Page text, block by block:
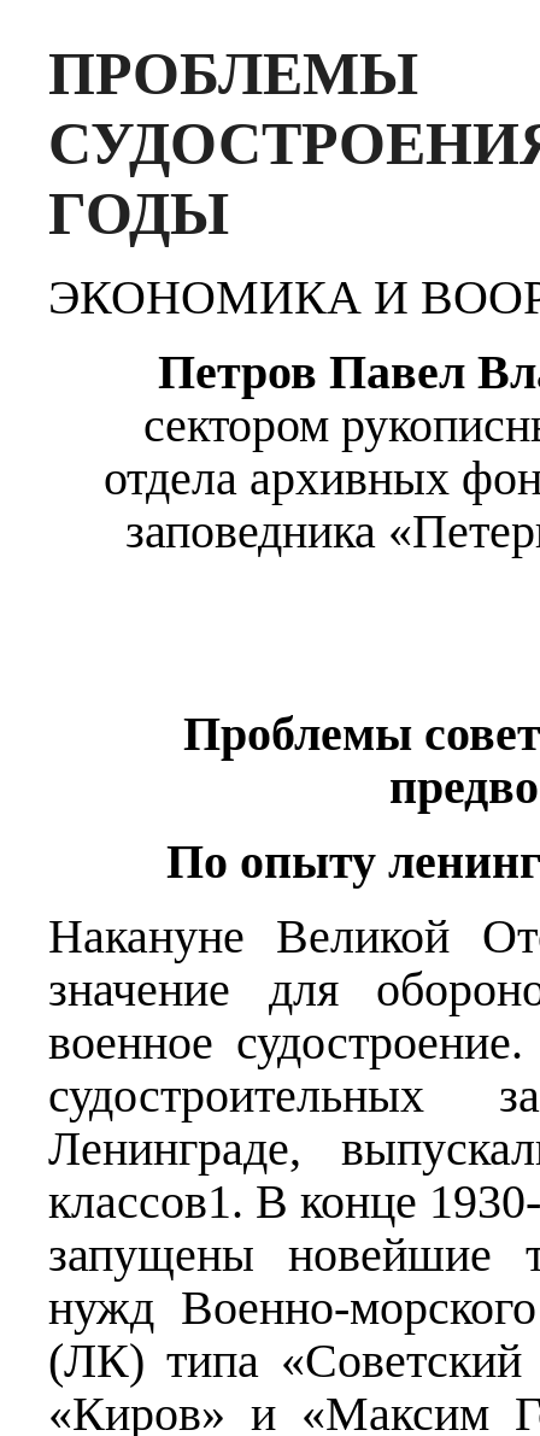
ГОДЫ
ЭКОНОМИКА И
Петров Павел
сектором
отдела архивных
заповедника
Проблемы
По опыту
Накануне Великой
значение для
военное
судостроительных
Ленинграде,
классов1. В конце
запущены новейшие
нужд Военно-
(ЛК) типа
«Киров» и «Максим